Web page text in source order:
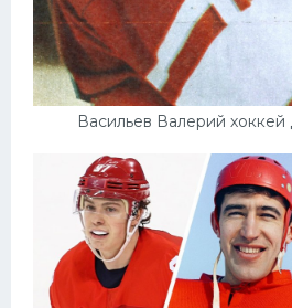
Васильев Валерий